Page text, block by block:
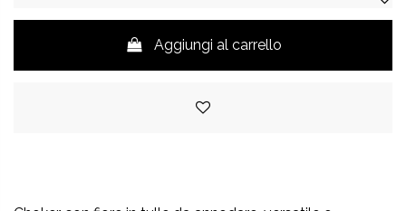
Aggiungi al carrello